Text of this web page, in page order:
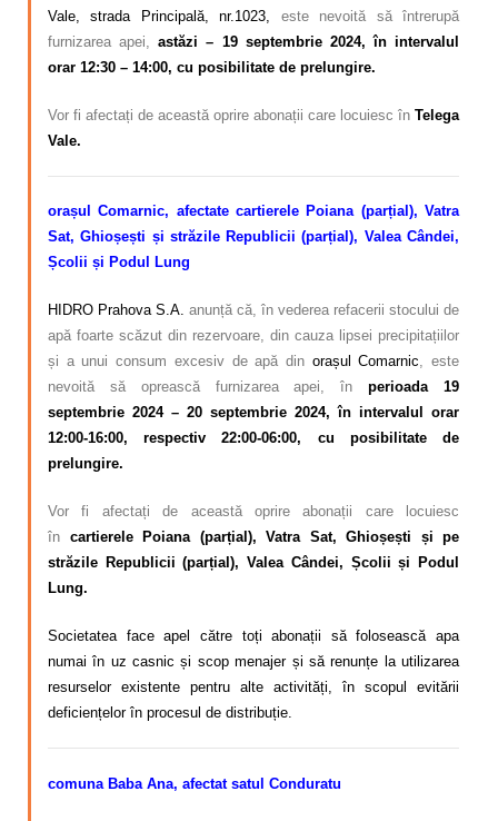
Vale, strada Principală, nr.1023,
este nevoită să întrerupă
furnizarea apei,
astăzi – 19 septembrie 2024, în intervalul
orar 12:30 – 14:00, cu posibilitate de prelungire.
Vor fi afectați de această oprire abonații care locuiesc în Telega
Vale.
orașul Comarnic, afectate cartierele Poiana (parțial), Vatra
Sat, Ghioșești și străzile Republicii (parțial), Valea Cândei,
Școlii și Podul Lung
HIDRO Prahova S.A. anunță că, în vederea refacerii stocului de
apă foarte scăzut din rezervoare, din cauza lipsei precipitațiilor
și a unui consum excesiv de apă din orașul Comarnic, este
nevoită să oprească furnizarea apei, înperioada 19
septembrie 2024 – 20 septembrie 2024, în intervalul orar
12:00-16:00, respectiv 22:00-06:00, cu posibilitate de
prelungire.
Vor fi afectați de această oprire abonații care locuiesc
în cartierele Poiana (parțial), Vatra Sat, Ghioșești și pe
străzile Republicii (parțial), Valea Cândei, Școlii și Podul
Lung.
Societatea face apel către toți abonații să folosească apa
numai în uz casnic și scop menajer și să renunțe la utilizarea
resurselor existente pentru alte activități, în scopul evitării
deficiențelor în procesul de distribuție.
comuna Baba Ana, afectat satul Conduratu